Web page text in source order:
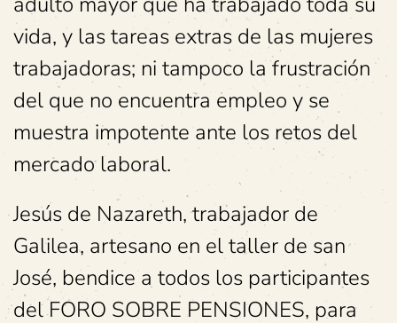
vida, y las tareas extras de las mujeres
trabajadoras; ni tampoco la frustración
del que no encuentra empleo y se
muestra impotente ante los retos del
mercado laboral.
Jesús de Nazareth, trabajador de
Galilea, artesano en el taller de san
José, bendice a todos los participantes
del FORO SOBRE PENSIONES, para